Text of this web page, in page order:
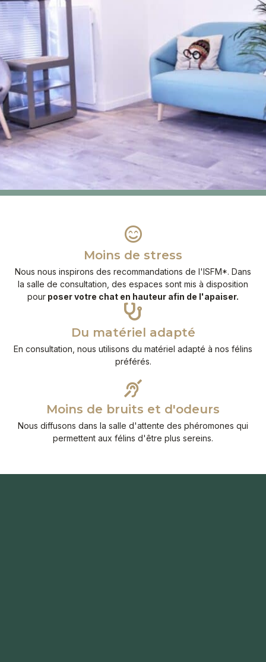
Moins de stress
Nous nous inspirons des recommandations de l'ISFM*. Dans
la salle de consultation, des espaces sont mis à disposition
pour poser votre chat en hauteur afin de l'apaiser.
Du matériel adapté
En consultation, nous utilisons du matériel adapté à nos félins
préférés.
Moins de bruits et d'odeurs
Nous diffusons dans la salle d'attente des phéromones qui
permettent aux félins d'être plus sereins.